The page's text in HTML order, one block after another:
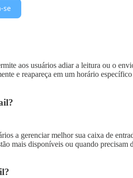
se
aos usuários adiar a leitura ou o
e reapareça em um horário
a gerenciar melhor sua caixa de
mais disponíveis ou quando